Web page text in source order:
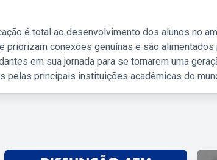
é total ao desenvolvimento dos alunos no
priorizam conexões genuínas e são alimentados
em sua jornada para se tornarem uma
pelas principais instituições acadêmicas do